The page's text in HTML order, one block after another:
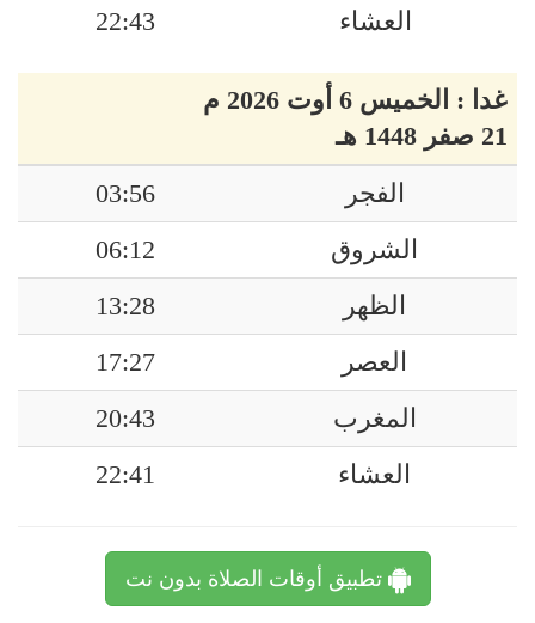
العشاء
22:43
غدا : الخميس 6 أوت 2026 م
21 صفر 1448 هـ
الفجر
03:56
الشروق
06:12
الظهر
13:28
العصر
17:27
المغرب
20:43
العشاء
22:41
تطبيق أوقات الصلاة بدون نت